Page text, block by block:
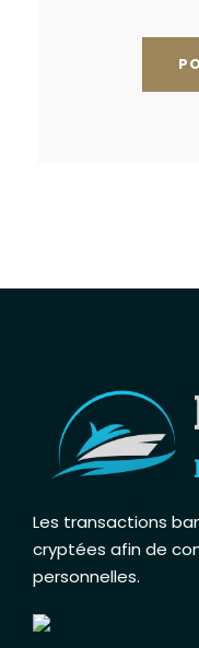
Les transactions
cryptées afin de
personnelles.